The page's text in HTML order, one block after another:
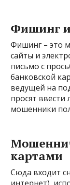
Фишинг
Фишинг – это
сайты и
письмо с
банковской
ведущей на
просят ввести
мошенники
картами
Сюда входит